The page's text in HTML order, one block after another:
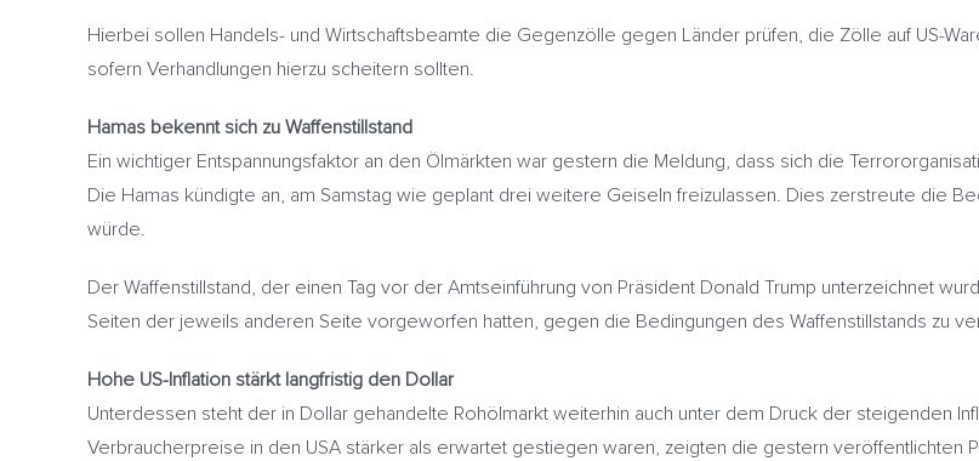
Hierbei sollen Handels- und Wirtschaftsbeamte die Gegenzölle gegen Länder prüfen, die Zölle auf US-
sofern Verhandlungen hierzu scheitern sollten.
Hamas bekennt sich zu Waffenstillstand
Ein wichtiger Entspannungsfaktor an den Ölmärkten war gestern die Meldung, dass sich die
Die Hamas kündigte an, am Samstag wie geplant drei weitere Geiseln freizulassen. Dies zerstreute die
würde.
Der Waffenstillstand, der einen Tag vor der Amtseinführung von Präsident Donald Trump unterzeichnet
Seiten der jeweils anderen Seite vorgeworfen hatten, gegen die Bedingungen des Waffenstillstands zu
Hohe US-Inflation stärkt langfristig den Dollar
Unterdessen steht der in Dollar gehandelte Rohölmarkt weiterhin auch unter dem Druck der steigenden
Verbraucherpreise in den USA stärker als erwartet gestiegen waren, zeigten die gestern